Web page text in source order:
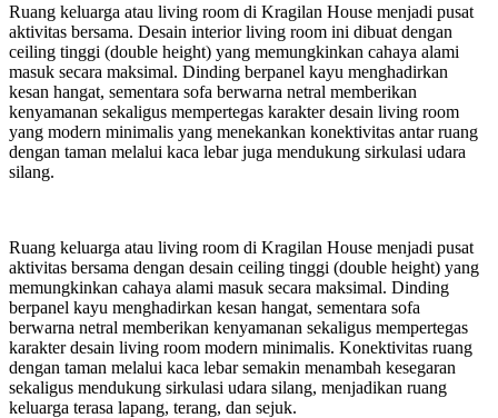
Ruang keluarga atau living room di Kragilan House menjadi pusat
aktivitas bersama. Desain interior living room ini dibuat dengan
ceiling tinggi (double height) yang memungkinkan cahaya alami
masuk secara maksimal. Dinding berpanel kayu menghadirkan
kesan hangat, sementara sofa berwarna netral memberikan
kenyamanan sekaligus mempertegas karakter desain living room
yang modern minimalis yang menekankan konektivitas antar ruang
dengan taman melalui kaca lebar juga mendukung sirkulasi udara
silang.
Ruang keluarga atau living room di Kragilan House menjadi pusat
aktivitas bersama dengan desain ceiling tinggi (double height) yang
memungkinkan cahaya alami masuk secara maksimal. Dinding
berpanel kayu menghadirkan kesan hangat, sementara sofa
berwarna netral memberikan kenyamanan sekaligus mempertegas
karakter desain living room modern minimalis. Konektivitas ruang
dengan taman melalui kaca lebar semakin menambah kesegaran
sekaligus mendukung sirkulasi udara silang, menjadikan ruang
keluarga terasa lapang, terang, dan sejuk.